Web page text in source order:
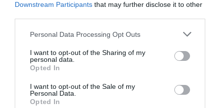
Downstream Participants that may further disclose it to other
Personal Data Processing Opt Outs
I want to opt-out of the Sharing of my
personal data.
Opted In
I want to opt-out of the Sale of my
Personal Data.
Opted In
COMMENTS